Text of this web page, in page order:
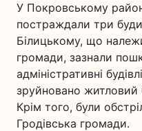
У Покровському
постраждали три
Білицькому, що
громади, зазнали
адміністративні
зруйновано житловий
Крім того, були
Гродівська громади.